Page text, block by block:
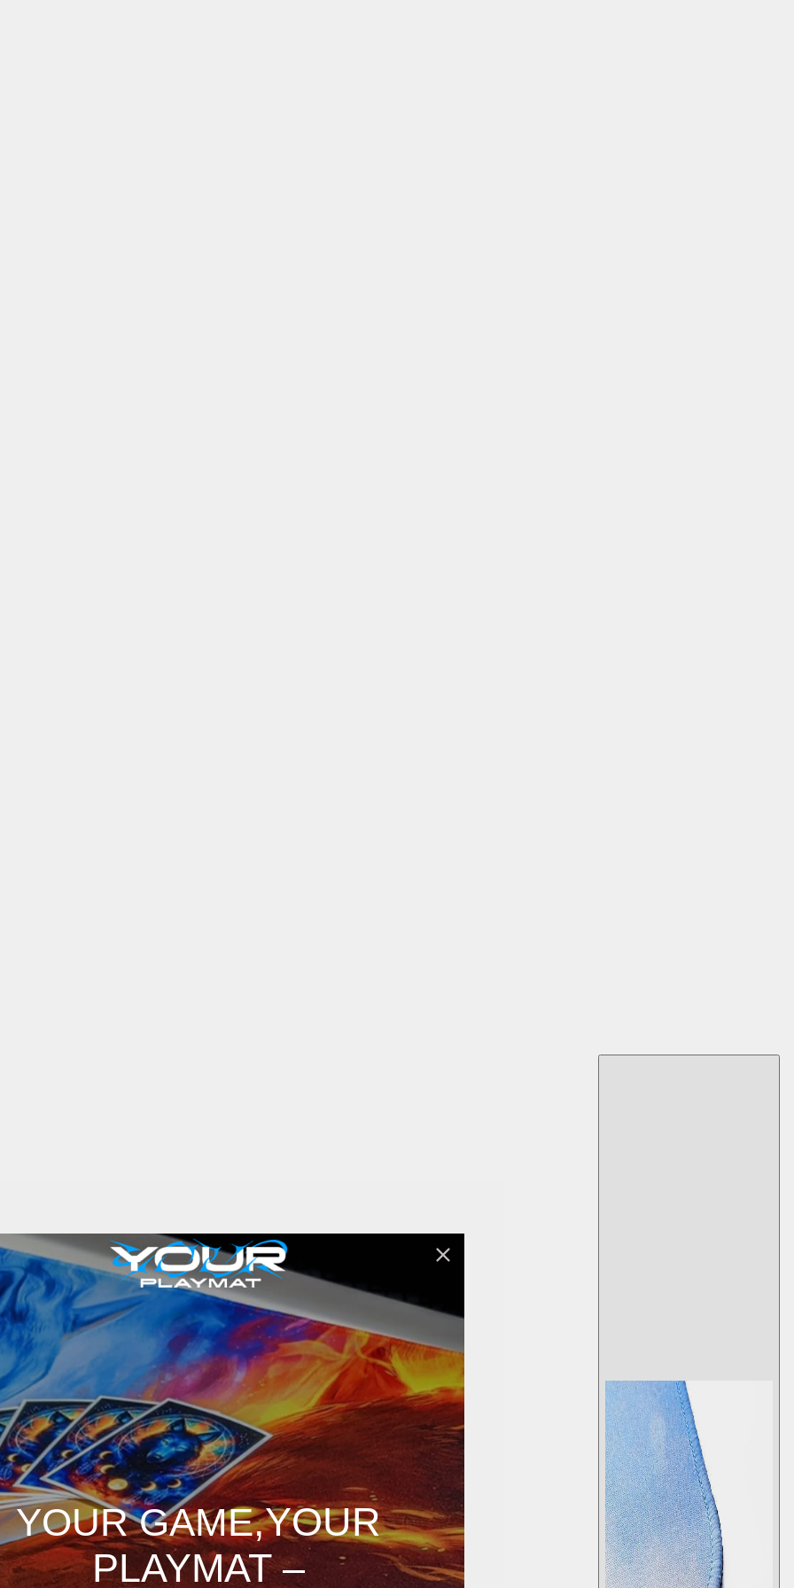
YOUR GAME,YOUR
PLAYMAT –